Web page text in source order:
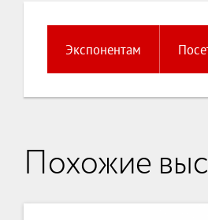
Экспонентам
Похожие